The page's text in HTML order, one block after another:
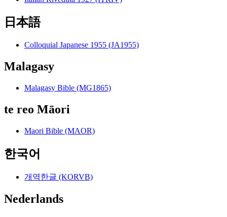
日本語
Colloquial Japanese 1955 (JA1955)
Malagasy
Malagasy Bible (MG1865)
te reo Māori
Maori Bible (MAOR)
한국어
개역한글 (KORVB)
Nederlands